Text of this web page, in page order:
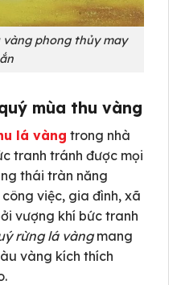
phong thủy may
mùa thu vàng
lá vàng trong nhà
tranh tránh được mọi
thái tràn năng
việc, gia đình, xã
vượng khí bức tranh
rừng lá vàngmang
vàng kích thích